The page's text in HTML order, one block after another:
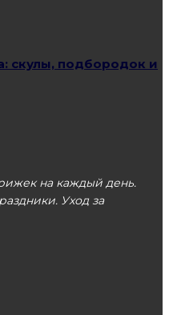
скулы, подбородок и
на каждый день.
Уход за